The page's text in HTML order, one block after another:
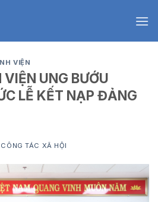
VIỆN
UNG BƯỚU
LỄ KẾT NẠP ĐẢNG
CÔNG TÁC XÃ HỘI